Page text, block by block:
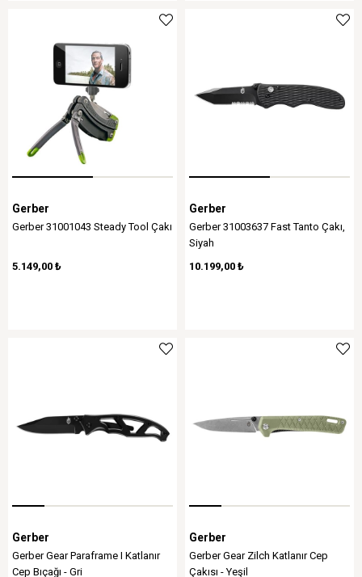
Gerber
Gerber 31001043 Steady Tool Çakı
5.149,00 ₺
Gerber
Gerber 31003637 Fast Tanto Çakı,
Siyah
10.199,00 ₺
Gerber
Gerber Gear Paraframe I Katlanır
Cep Bıçağı - Gri
Gerber
Gerber Gear Zilch Katlanır Cep
Çakısı - Yeşil